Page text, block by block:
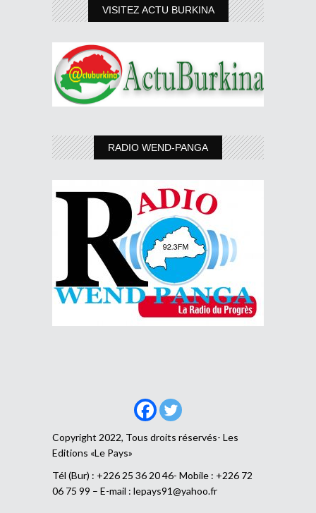
VISITEZ ACTU BURKINA
RADIO WEND-PANGA
Copyright 2022, Tous droits réservés- Les
Editions «Le Pays»
Tél (Bur) : +226 25 36 20 46- Mobile : +226 72
06 75 99 – E-mail : lepays91@yahoo.fr